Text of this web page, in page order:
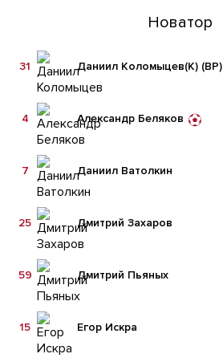
Новатор
Даниил Коломыцев(К) (ВР)
31
Александр Беляков
4
Даниил Ватолкин
7
Дмитрий Захаров
25
Дмитрий Пьяных
59
Егор Искра
15